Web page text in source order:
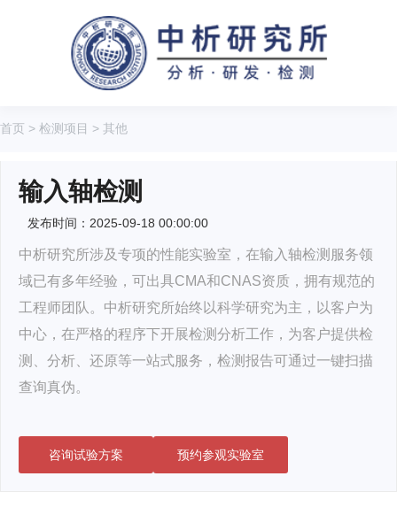
首页 > 检测项目 > 其他
输入轴检测
发布时间：2025-09-18 00:00:00
中析研究所涉及专项的性能实验室，在输入轴检测服务领
域已有多年经验，可出具CMA和CNAS资质，拥有规范的
工程师团队。中析研究所始终以科学研究为主，以客户为
中心，在严格的程序下开展检测分析工作，为客户提供检
测、分析、还原等一站式服务，检测报告可通过一键扫描
查询真伪。
咨询试验方案 预约参观实验室